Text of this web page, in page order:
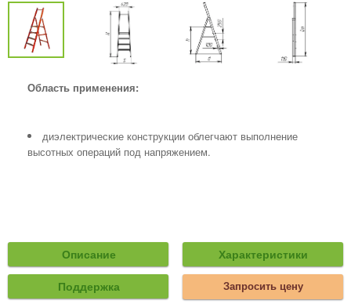
Область применения:
диэлектрические конструкции облегчают выполнение
высотных операций под напряжением.
Описание Характеристики
Поддержка Запросить цену